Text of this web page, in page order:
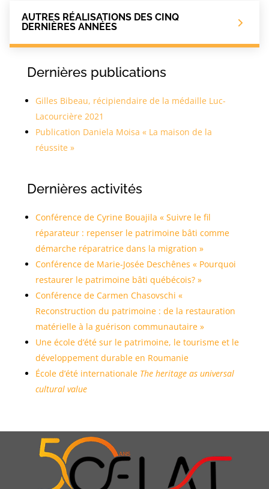
AUTRES RÉALISATIONS DES CINQ
DERNIÈRES ANNÉES
Dernières publications
Gilles Bibeau, récipiendaire de la médaille Luc-
Lacourcière 2021
Publication Daniela Moisa « La maison de la
réussite »
Dernières activités
Conférence de Cyrine Bouajila « Suivre le fil
réparateur : repenser le patrimoine bâti comme
démarche réparatrice dans la migration »
Conférence de Marie-Josée Deschênes « Pourquoi
restaurer le patrimoine bâti québécois? »
Conférence de Carmen Chasovschi «
Reconstruction du patrimoine : de la restauration
matérielle à la guérison communautaire »
Une école d’été sur le patrimoine, le tourisme et le
développement durable en Roumanie
École d’été internationale The heritage as universal
cultural value